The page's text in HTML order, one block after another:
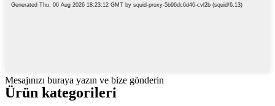
Mesajınızı buraya yazın ve bize gönderin
Ürün kategorileri